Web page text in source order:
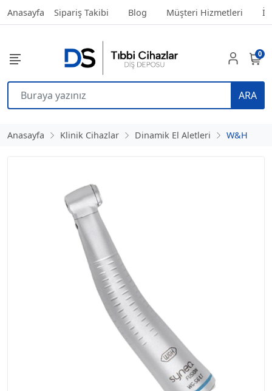
Anasayfa Sipariş Takibi Blog Müşteri Hizmetleri
ARA
0
Anasayfa Klinik Cihazlar Dinamik El Aletleri W&H